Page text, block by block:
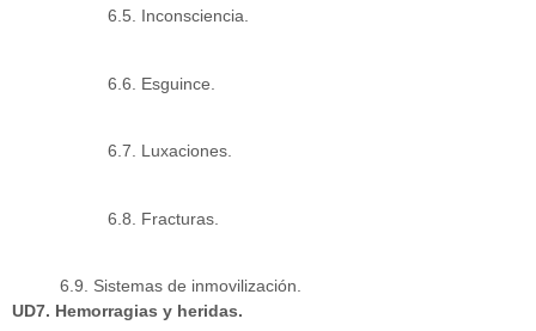
6.5. Inconsciencia.
6.6. Esguince.
6.7. Luxaciones.
6.8. Fracturas.
6.9. Sistemas de inmovilización.
UD7. Hemorragias y heridas.